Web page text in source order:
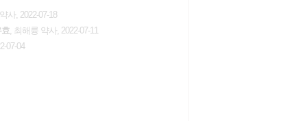
사, 2022-07-18
, 최해륭 약사, 2022-07-11
07-04